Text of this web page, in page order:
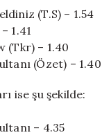
(T.S) – 1.54
1.41
(Tkr) – 1.40
(Özet) – 1.40
ise şu şekilde:
– 4.35